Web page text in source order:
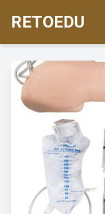
RETOEDU